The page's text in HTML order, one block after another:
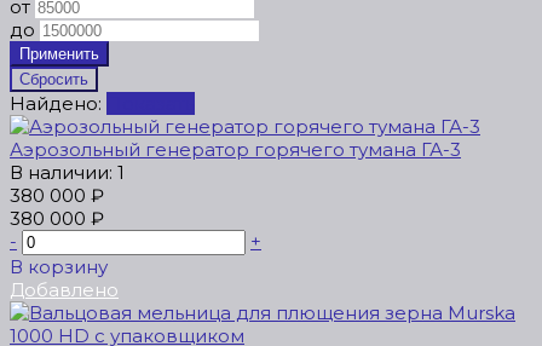
от
до
Найдено:
Аэрозольный генератор горячего тумана ГА-3
В наличии: 1
380 000 ₽
380 000 ₽
-
+
В корзину
Добавлено